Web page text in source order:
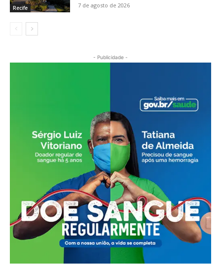
Recife 7 de agosto de 2026
- Publicidade -